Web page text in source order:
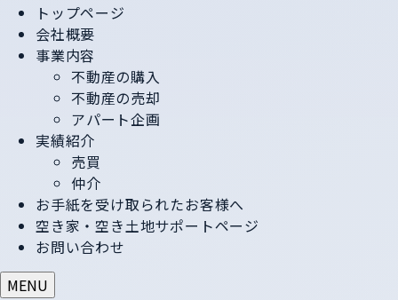
トップページ
会社概要
事業内容
不動産の購入
不動産の売却
アパート企画
実績紹介
売買
仲介
お手紙を受け取られたお客様へ
空き家・空き土地サポートページ
お問い合わせ
MENU